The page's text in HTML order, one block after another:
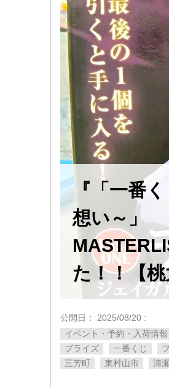
『「一番
想い～」
た！！【
公開日： 2025/08/20 :
イベント・予約・入荷情報
プライズ
一番くじ
三芳町
東村山市 清